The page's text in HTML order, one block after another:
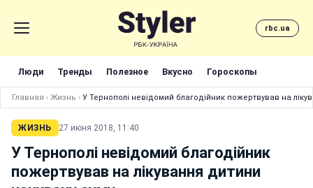
rbc.ua
Люди Тренды Полезное Вкусно Гороскопы
Главная › Жизнь › У Тернополі невідомий благодійник пожертвував на
ЖИЗНЬ 27 июня 2018, 11:40
У Тернополі невідомий благодійник
пожертвував на лікування дитини